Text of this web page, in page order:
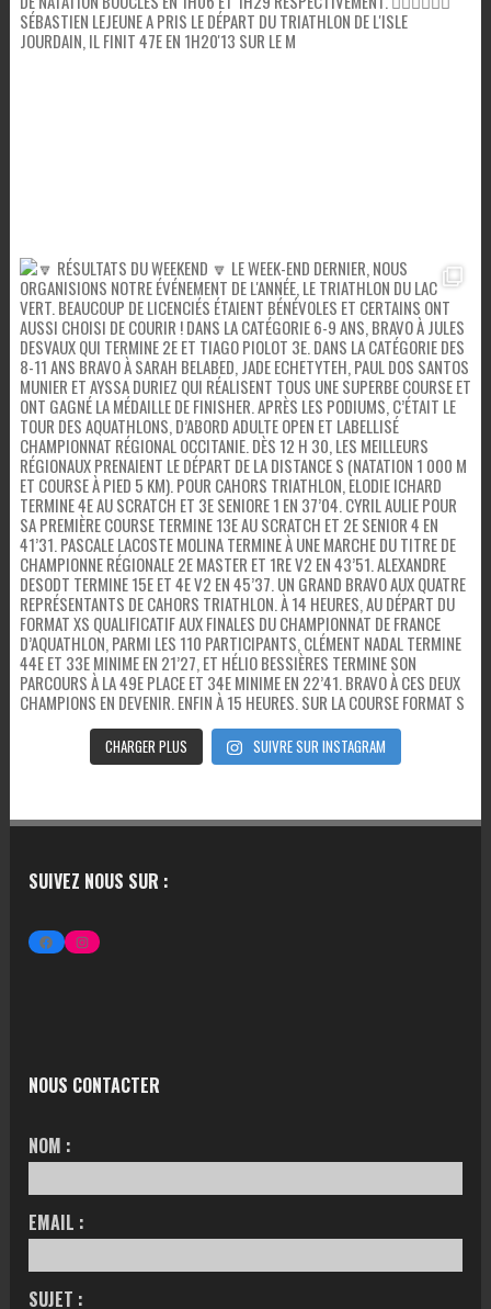
CHARGER PLUS SUIVRE SUR INSTAGRAM
SUIVEZ NOUS SUR :
FACEBOOKINSTAGRAM
NOUS CONTACTER
NOM :
EMAIL :
SUJET :